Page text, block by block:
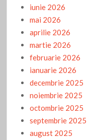
iunie 2026
mai 2026
aprilie 2026
martie 2026
februarie 2026
ianuarie 2026
decembrie 2025
noiembrie 2025
octombrie 2025
septembrie 2025
august 2025